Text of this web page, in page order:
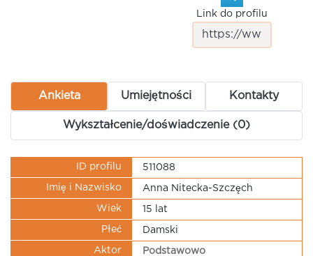
Link do profilu
Ankieta Umiejętności Kontakty
Wykształcenie/doświadczenie (0)
ID profilu 511088
Imię i Nazwisko Anna Nitecka-Szczęch
Wiek 15 lat
Płeć Damski
Aktor Podstawowo